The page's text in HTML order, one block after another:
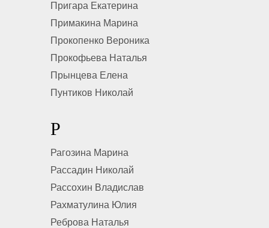
Пригара Екатерина
Примакина Марина
Прокопенко Вероника
Прокофьева Наталья
Прынцева Елена
Пунтиков Николай
Р
Рагозина Марина
Рассадин Николай
Рассохин Владислав
Рахматулина Юлия
Реброва Наталья